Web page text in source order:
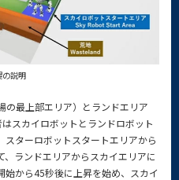
の説明
の最上部エリア）とランドエリア
スカイロボットとランドロボット
ターロボットスタートエリアから
ランドエリアからスカイエリアに
から45秒後に上昇を始め、スカイ